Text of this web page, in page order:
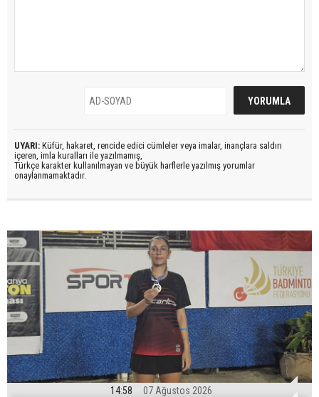
UYARI: Küfür, hakaret, rencide edici cümleler veya imalar, inançlara saldırı
içeren, imla kuralları ile yazılmamış,
Türkçe karakter kullanılmayan ve büyük harflerle yazılmış yorumlar
onaylanmamaktadır.
14:58 07 Ağustos 2026